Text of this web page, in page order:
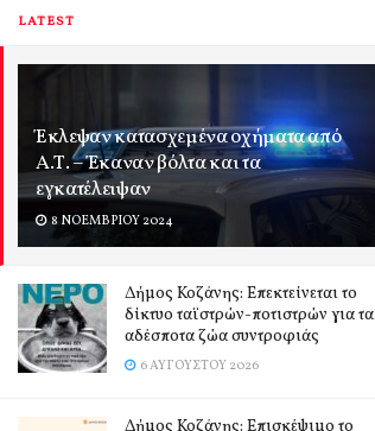
LATEST
Έκλεψαν κατασχεμένα οχήματα από
Α.Τ. – Έκαναν βόλτα και τα
εγκατέλειψαν
8 ΝΟΕΜΒΡΊΟΥ 2024
Δήμος Κοζάνης: Επεκτείνεται το
δίκτυο ταϊστρών-ποτιστρών για τα
αδέσποτα ζώα συντροφιάς
6 ΑΥΓΟΎΣΤΟΥ 2026